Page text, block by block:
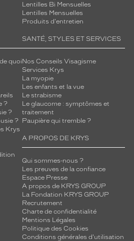
Lentilles Bi Mensuelles
Lentilles Mensuelles
Produits d'entretien
quoi
?
?
?
Krys
SANTÉ, STYLES ET SERVICES
Nos Conseils Visagisme
Services Krys
La myopie
Les enfants et la vue
Le strabisme
Le glaucome : symptômes et
traitement
Paupière qui tremble ?
A PROPOS DE KRYS
Qui sommes-nous ?
Les preuves de la confiance
Espace Presse
A propos de KRYS GROUP
La Fondation KRYS GROUP
Recrutement
Charte de confidentialité
Mentions Légales
Politique des Cookies
Conditions générales d'utilisation